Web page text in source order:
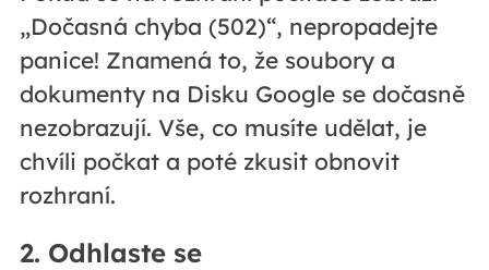
„Dočasná chyba (502)“, nepropadejte
panice! Znamená to, že soubory a
dokumenty na Disku Google se dočasně
nezobrazují. Vše, co musíte udělat, je
chvíli počkat a poté zkusit obnovit
rozhraní.
2. Odhlaste se